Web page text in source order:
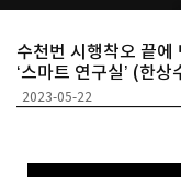
수천번 시행착오 끝에
‘스마트 연구실’ (한상
2023-05-22